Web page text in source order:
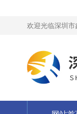
欢迎光临深圳市